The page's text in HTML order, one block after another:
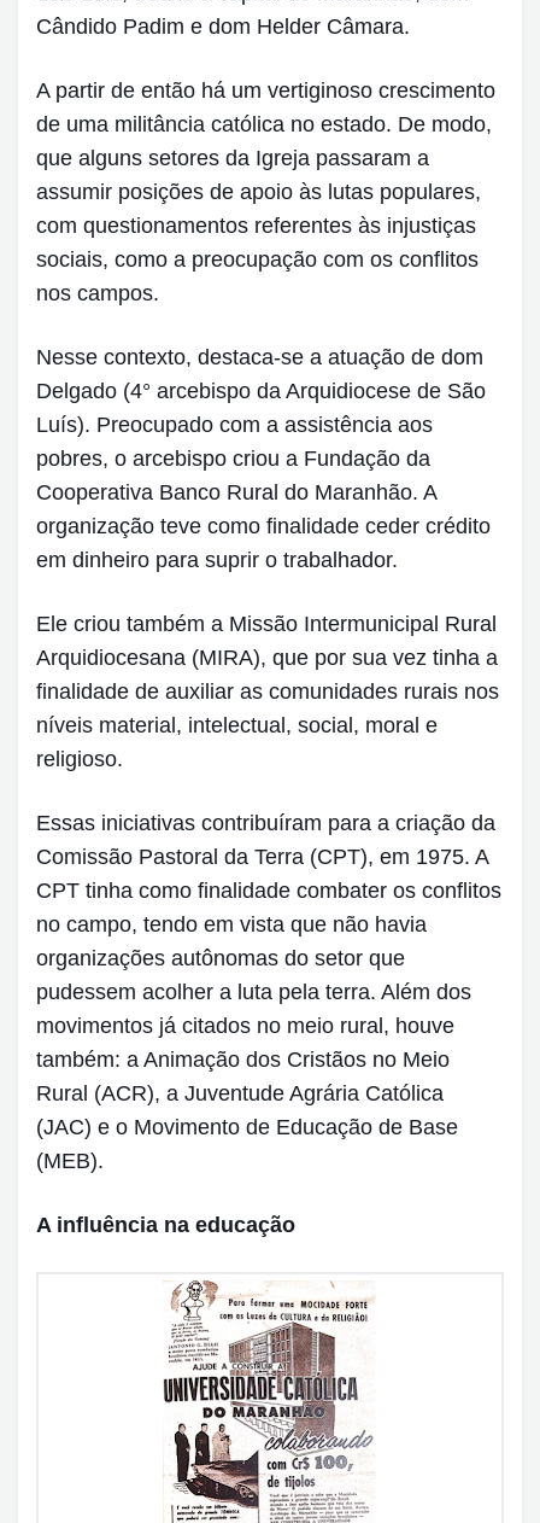
Cândido Padim e dom Helder Câmara.
A partir de então há um vertiginoso crescimento
de uma militância católica no estado. De modo,
que alguns setores da Igreja passaram a
assumir posições de apoio às lutas populares,
com questionamentos referentes às injustiças
sociais, como a preocupação com os conflitos
nos campos.
Nesse contexto, destaca-se a atuação de dom
Delgado (4° arcebispo da Arquidiocese de São
Luís). Preocupado com a assistência aos
pobres, o arcebispo criou a Fundação da
Cooperativa Banco Rural do Maranhão. A
organização teve como finalidade ceder crédito
em dinheiro para suprir o trabalhador.
Ele criou também a Missão Intermunicipal Rural
Arquidiocesana (MIRA), que por sua vez tinha a
finalidade de auxiliar as comunidades rurais nos
níveis material, intelectual, social, moral e
religioso.
Essas iniciativas contribuíram para a criação da
Comissão Pastoral da Terra (CPT), em 1975. A
CPT tinha como finalidade combater os conflitos
no campo, tendo em vista que não havia
organizações autônomas do setor que
pudessem acolher a luta pela terra. Além dos
movimentos já citados no meio rural, houve
também: a Animação dos Cristãos no Meio
Rural (ACR), a Juventude Agrária Católica
(JAC) e o Movimento de Educação de Base
(MEB).
A influência na educação